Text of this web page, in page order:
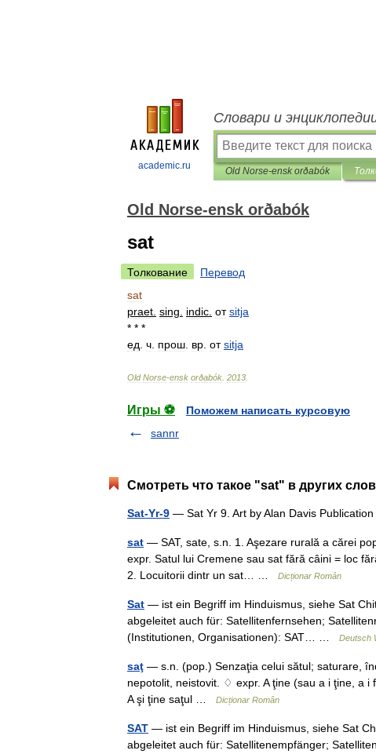
academic.ru
Словари и
Old Norse-ensk orðabók
Old Norse-ensk orðabók
sat
Толкование
Перевод
sat
praet sing indic от sitja
* * *
ед ч прош вр от sitja
Old Norse-ensk orðabók 2013
Игры ⚽
Поможем написать курсовую
sannr
Смотреть что такое "sat" в других
Sat-Yr-9 — Sat Yr 9. Art by Alan Davis
sat — SAT, sate, s.n. 1. Aşezare rurală a cărei
expr. Satul lui Cremene sau sat fără câini = loc
2. Locuitorii dintr un sat… …
Dicționar Român
Sat — ist ein Begriff im Hinduismus, siehe Sat
abgeleitet auch für: Satellitenfernsehen;
(Institutionen, Organisationen): SAT… …
Deutsch
saţ — s.n. (pop.) Senzaţia celui sătul; saturare,
nepotolit, neistovit. ♢ expr. A ţine (sau a i ţine, a
A şi ţine saţul …
Dicționar Român
SAT — ist ein Begriff im Hinduismus, siehe Sat
abgeleitet auch für: Satellitenempfänger;